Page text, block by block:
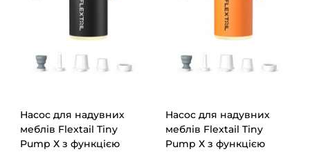
Насос для надувних
меблів Flextail Tiny
Pump Х з функцією
Насос для надувних
меблів Flextail Tiny
Pump Х з функцією